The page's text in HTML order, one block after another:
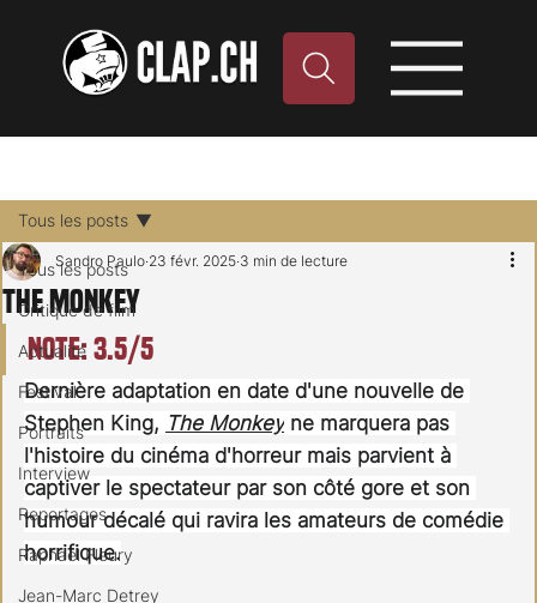
Tous les posts
Critique de film
Actualité
Festival
Portraits
Interview
Reportages
Raphael Fleury
Jean-Marc Detrey
Tous les posts
The Monkey
Sandro Paulo 23 févr. 2025 3 min de lecture
Note: 3.5/5
Dernière adaptation en date d'une nouvelle de
Stephen King, The Monkey ne marquera pas
l'histoire du cinéma d'horreur mais parvient à
captiver le spectateur par son côté gore et son
humour décalé qui ravira les amateurs de comédie
horrifique.